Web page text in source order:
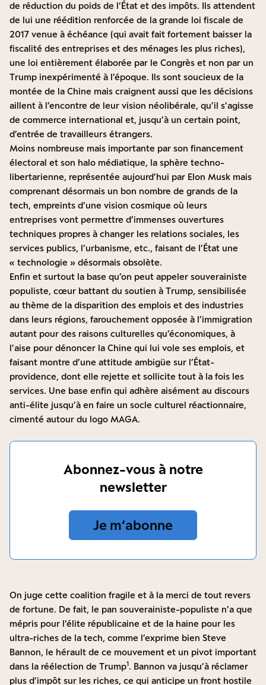
de réduction du poids de l’État et des impôts. Ils attendent
de lui une réédition renforcée de la grande loi fiscale de
2017 venue à échéance (qui avait fait fortement baisser la
fiscalité des entreprises et des ménages les plus riches),
une loi entièrement élaborée par le Congrès et non par un
Trump inexpérimenté à l’époque. Ils sont soucieux de la
montée de la Chine mais craignent aussi que les décisions
aillent à l’encontre de leur vision néolibérale, qu’il s’agisse
de commerce international et, jusqu’à un certain point,
d’entrée de travailleurs étrangers.
Moins nombreuse mais importante par son financement
électoral et son halo médiatique, la sphère techno-
libertarienne, représentée aujourd’hui par Elon Musk mais
comprenant désormais un bon nombre de grands de la
tech, empreints d’une vision cosmique où leurs
entreprises vont permettre d’immenses ouvertures
techniques propres à changer les relations sociales, les
services publics, l’urbanisme, etc., faisant de l’État une
« technologie » désormais obsolète.
Enfin et surtout la base qu’on peut appeler souverainiste
populiste, cœur battant du soutien à Trump, sensibilisée
au thème de la disparition des emplois et des industries
dans leurs régions, farouchement opposée à l’immigration
autant pour des raisons culturelles qu’économiques, à
l’aise pour dénoncer la Chine qui lui vole ses emplois, et
faisant montre d’une attitude ambigüe sur l’État-
providence, dont elle rejette et sollicite tout à la fois les
services. Une base enfin qui adhère aisément au discours
anti-élite jusqu’à en faire un socle culturel réactionnaire,
cimenté autour du logo MAGA.
Abonnez-vous à notre
newsletter
Je m‘abonne
On juge cette coalition fragile et à la merci de tout revers
de fortune. De fait, le pan souverainiste-populiste n’a que
mépris pour l’élite républicaine et de la haine pour les
ultra-riches de la tech, comme l’exprime bien Steve
Bannon, le hérault de ce mouvement et un pivot important
dans la réélection de Trump1. Bannon va jusqu’à réclamer
plus d’impôt sur les riches, ce qui anticipe un front hostile